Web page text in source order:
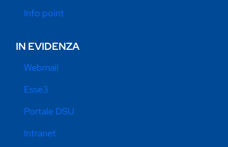
Info point
IN EVIDENZA
Webmail
Esse3
Portale DSU
Intranet